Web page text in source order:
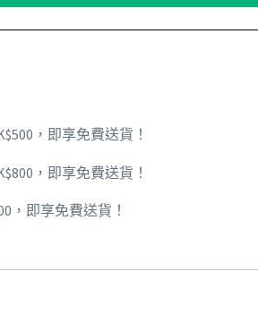
，即享免費送貨！
，即享免費送貨！
，即享免費送貨！